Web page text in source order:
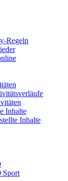
Regeln
Inhalte
Inhalte
Sport